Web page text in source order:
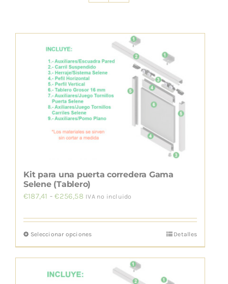
Kit para una puerta corredera Gama
Selene (Tablero)
€187,41 - €256,58Rango
precios:
desde
IVA no incluido
Seleccionar opcionesEste
producto
múltiples
Detalles